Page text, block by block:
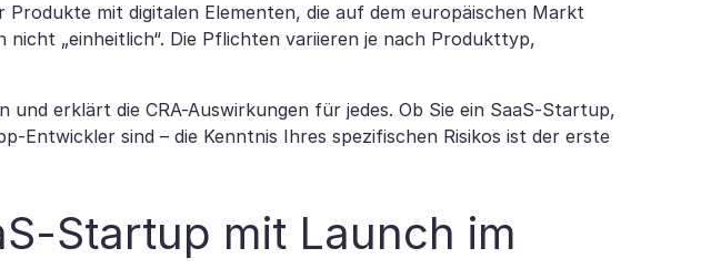
mit digitalen Elementen, die auf dem europäischen Markt
„einheitlich“. Die Pflichten variieren je nach Produkttyp,
erklärt die CRA-Auswirkungen für jedes. Ob Sie ein SaaS-Startup,
Entwickler sind – die Kenntnis Ihres spezifischen Risikos ist der erste
Startup mit Launch im